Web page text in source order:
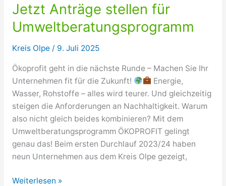
Jetzt Anträge stellen für
Umweltberatungsprogramm
Kreis Olpe/ 9. Juli 2025
Ökoprofit geht in die nächste Runde – Machen Sie Ihr
Unternehmen fit für die Zukunft!
Energie,
Wasser, Rohstoffe – alles wird teurer. Und gleichzeitig
steigen die Anforderungen an Nachhaltigkeit. Warum
also nicht gleich beides kombinieren? Mit dem
Umweltberatungsprogramm ÖKOPROFIT gelingt
genau das! Beim ersten Durchlauf 2023/24 haben
neun Unternehmen aus dem Kreis Olpe gezeigt,
Jetzt
Weiterlesen »